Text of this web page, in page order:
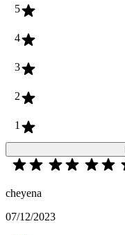
5
4
3
2
1
cheyena
07/12/2023